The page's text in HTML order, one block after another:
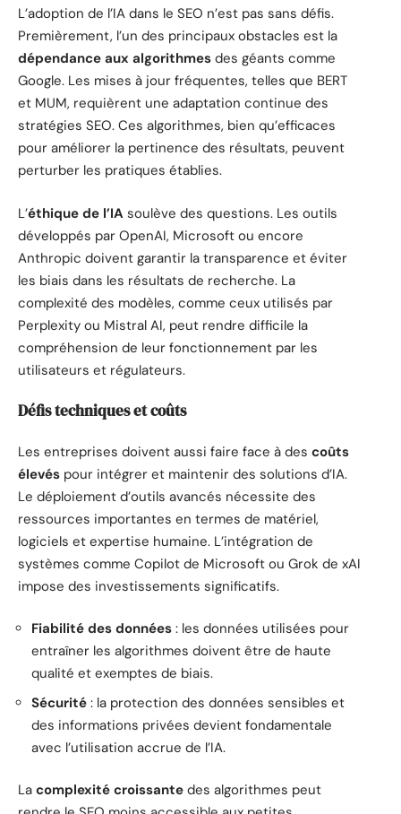
L’adoption de l’IA dans le SEO n’est pas sans défis.
Premièrement, l’un des principaux obstacles est la
dépendance aux algorithmes des géants comme
Google. Les mises à jour fréquentes, telles que BERT
et MUM, requièrent une adaptation continue des
stratégies SEO. Ces algorithmes, bien qu’efficaces
pour améliorer la pertinence des résultats, peuvent
perturber les pratiques établies.
L’éthique de l’IA soulève des questions. Les outils
développés par OpenAI, Microsoft ou encore
Anthropic doivent garantir la transparence et éviter
les biais dans les résultats de recherche. La
complexité des modèles, comme ceux utilisés par
Perplexity ou Mistral AI, peut rendre difficile la
compréhension de leur fonctionnement par les
utilisateurs et régulateurs.
Défis techniques et coûts
Les entreprises doivent aussi faire face à des coûts
élevés pour intégrer et maintenir des solutions d’IA.
Le déploiement d’outils avancés nécessite des
ressources importantes en termes de matériel,
logiciels et expertise humaine. L’intégration de
systèmes comme Copilot de Microsoft ou Grok de xAI
impose des investissements significatifs.
Fiabilité des données : les données utilisées pour
entraîner les algorithmes doivent être de haute
qualité et exemptes de biais.
Sécurité : la protection des données sensibles et
des informations privées devient fondamentale
avec l’utilisation accrue de l’IA.
La complexité croissante des algorithmes peut